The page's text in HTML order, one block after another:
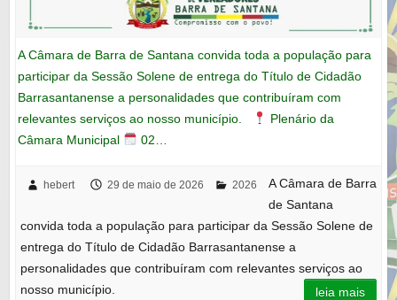
A Câmara de Barra de Santana convida toda a população para
participar da Sessão Solene de entrega do Título de Cidadão
Barrasantanense a personalidades que contribuíram com
relevantes serviços ao nosso município.
Plenário da
Câmara Municipal
02…
hebert 29 de maio de 2026 2026
A Câmara de Barra
de Santana
convida toda a população para participar da Sessão Solene de
entrega do Título de Cidadão Barrasantanense a
personalidades que contribuíram com relevantes serviços ao
nosso município.
leia mais